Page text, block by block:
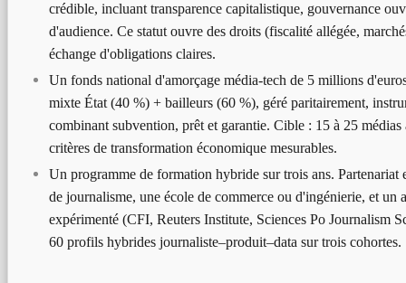
crédible, incluant transparence capitalistique, gouvernance
d'audience. Ce statut ouvre des droits (fiscalité allégée,
échange d'obligations claires.
Un fonds national d'amorçage média-tech de 5 millions
mixte État (40 %) + bailleurs (60 %), géré paritairement,
combinant subvention, prêt et garantie. Cible : 15 à 25 médias
critères de transformation économique mesurables.
Un programme de formation hybride sur trois ans. Partenariat
de journalisme, une école de commerce ou d'ingénierie, et un
expérimenté (CFI, Reuters Institute, Sciences Po Journalism
60 profils hybrides journaliste–produit–data sur trois cohortes.